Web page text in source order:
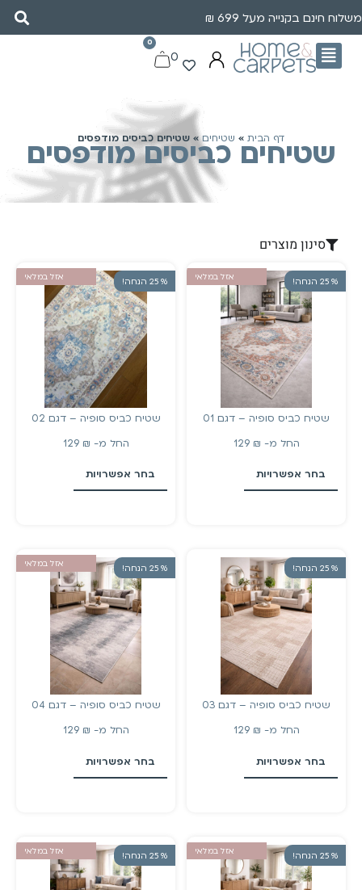
משלוח חינם בקנייה מעל 699 ₪
0
0
דף הבית » שטיחים» שטיחים כביסים מודפסים
שטיחים כביסים מודפסים
סינון מוצרים
אזל במלאי % 25 הנחה!
שטיח כביס סופיה – דגם 01
החל מ-
129 ₪
בחר אפשרויות
אזל במלאי % 25 הנחה!
שטיח כביס סופיה – דגם 02
החל מ-
129 ₪
בחר אפשרויות
% 25 הנחה!
שטיח כביס סופיה – דגם 03
החל מ-
129 ₪
בחר אפשרויות
אזל במלאי % 25 הנחה!
שטיח כביס סופיה – דגם 04
החל מ-
129 ₪
בחר אפשרויות
אזל במלאי % 25 הנחה! אזל במלאי % 25 הנחה!